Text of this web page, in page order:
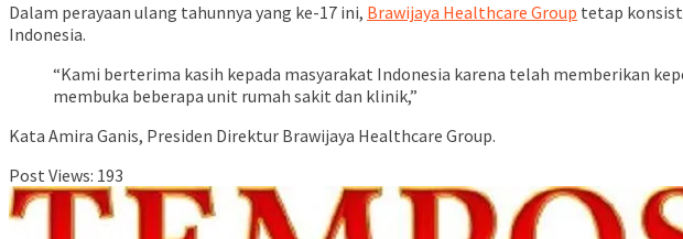
Dalam perayaan ulang tahunnya yang ke-17 ini, Brawijaya Healthcare Group tetap
Indonesia.
“Kami berterima kasih kepada masyarakat Indonesia karena telah memberikan
membuka beberapa unit rumah sakit dan klinik,”
Kata Amira Ganis, Presiden Direktur Brawijaya Healthcare Group.
Post Views: 193